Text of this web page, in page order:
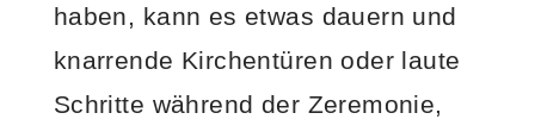
haben, kann es etwas dauern und
knarrende Kirchentüren oder laute
Schritte während der Zeremonie,